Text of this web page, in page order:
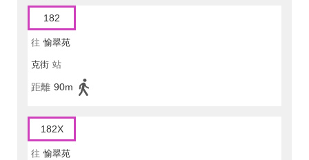
182
往 愉翠苑
克街 站
距離 90m
182X
往 愉翠苑